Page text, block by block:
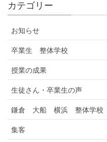
カテゴリー
お知らせ
卒業生 整体学校
授業の成果
生徒さん・卒業生の声
鎌倉 大船 横浜 整体学校
集客